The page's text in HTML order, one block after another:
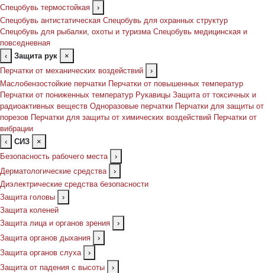
Спецобувь термостойкая
›
Спецобувь антистатическая Спецобувь для охранных структур
Спецобувь для рыбалки, охоты и туризма Спецобувь медицинская и
повседневная
‹
Защита рук
×
Перчатки от механических воздействий
›
Маслобензостойкие перчатки Перчатки от повышенных температур
Перчатки от пониженных температур Рукавицы Защита от токсичных и
радиоактивных веществ Одноразовые перчатки Перчатки для защиты от
порезов Перчатки для защиты от химических воздействий Перчатки от
вибрации
‹
СИЗ
×
Безопасность рабочего места
›
Дерматологические средства
›
Диэлектрические средства безопасности
Защита головы
›
Защита коленей
Защита лица и органов зрения
›
Защита органов дыхания
›
Защита органов слуха
›
Защита от падения с высоты
›